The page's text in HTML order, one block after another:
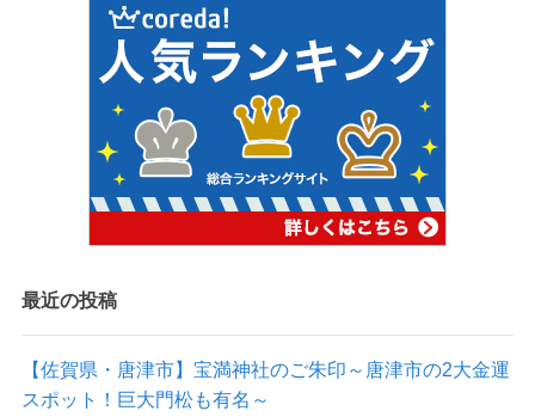
最近の投稿
【佐賀県・唐津市】宝満神社のご朱印～唐津市の2大金運
スポット！巨大門松も有名～